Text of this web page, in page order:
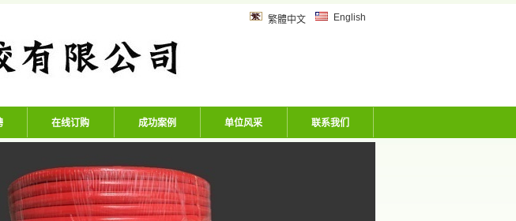
氧气管、乙炔管、风炮软管、洗车机专用软
繁體中文 English
在线订购 成功案例 单位风采 联系我们